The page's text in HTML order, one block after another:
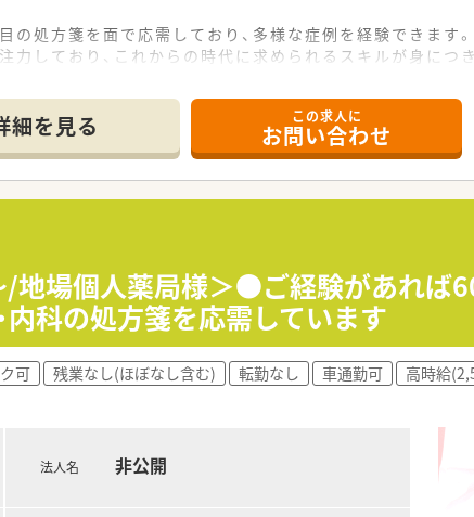
処方箋を面で応需しており、多様な症例を経験できます。
しており、これからの時代に求められるスキルが身につき
であり、気さくな代表のもとアットホームな雰囲気で運営
を度外視して無菌調剤室やドライブスルーを開局するほ
広く取り扱っており、未病への取り組みを深く学べる環
いており、意見や提案を言いやすい風通しの良い職場環
籍しているため、専門知識を共有しながらチーム医療を
おり、スタッフが自発的に学び合う前向きで明るい雰囲
細を見る この求人に
お問い合わせ
/地場個人薬局様＞●ご経験があれば
科の処方箋を応需しています
可 残業なし(ほぼなし含む) 転勤なし 車通勤可 高時給
法人名 非公開